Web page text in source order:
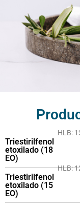
Triestirilfenol
etoxilado (18
EO)
HLB:
Triestirilfenol
etoxilado (15
EO)
HLB: